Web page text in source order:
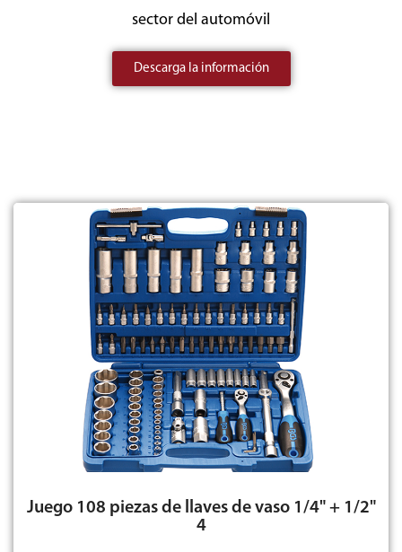
sector del automóvil
Descarga la información
Juego 108 piezas de llaves de vaso 1/4" + 1/2"
4